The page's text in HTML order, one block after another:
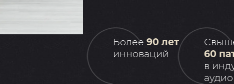
Более 90 лет
инноваций
60
в
аудио